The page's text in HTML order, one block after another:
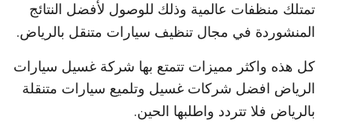
تمتلك منظفات عالمية وذلك للوصول لأفضل النتائج
المنشوردة في مجال تنظيف سيارات متنقل بالرياض.
كل هذه واكثر مميزات تتمتع بها شركة غسيل سيارات
الرياض افضل شركات غسيل وتلميع سيارات متنقلة
بالرياض فلا تتردد واطلبها الحين.